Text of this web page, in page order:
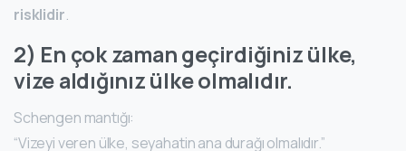
risklidir.
2) En çok zaman geçirdiğiniz ülke,
vize aldığınız ülke olmalıdır.
Schengen mantığı:
“Vizeyi veren ülke, seyahatin ana durağı olmalıdır.”